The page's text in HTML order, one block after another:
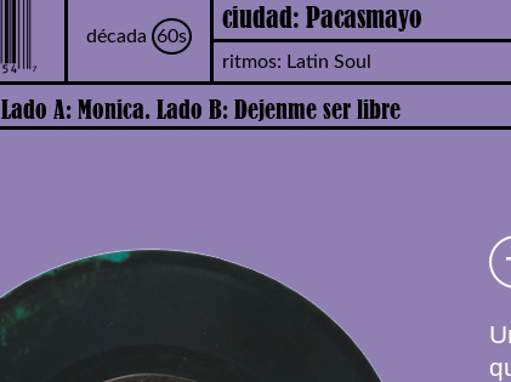
década 60s
ciudad: Pacasmayo
ritmos: Latin Soul
Lado A: Monica. Lado B: Dejenme ser libre